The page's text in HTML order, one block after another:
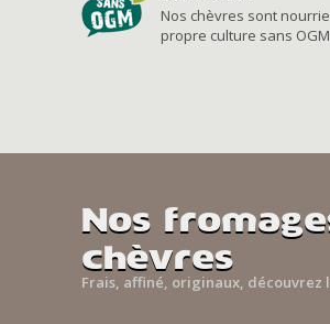
Nos chèvres sont
propre culture sans OGM
Nos
chèvres
Frais, affiné, originaux, découvrez